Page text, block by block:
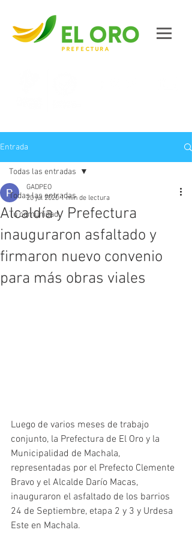
Entrada
Todas las entradas
Tu comunidad
Todas las entradas
Alcaldía y Prefectura
inauguraron asfaltado y
firmaron nuevo convenio
para más obras viales
GADPEO
20 jul 2020 1 min de lectura
Luego de varios meses de trabajo
conjunto, la Prefectura de El Oro y la
Municipalidad de Machala,
representadas por el Prefecto Clemente
Bravo y el Alcalde Darío Macas,
inauguraron el asfaltado de los barrios
24 de Septiembre, etapa 2 y 3 y Urdesa
Este en Machala.